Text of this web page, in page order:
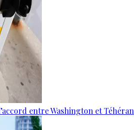
entre Washington et Téhéran